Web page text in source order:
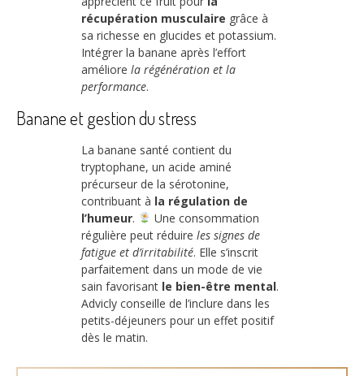
récupération musculaire grâce à
sa richesse en glucides et potassium.
Intégrer la banane après l’effort
améliore la régénération et la
performance.
Banane et gestion du stress
La banane santé contient du
tryptophane, un acide aminé
précurseur de la sérotonine,
contribuant à la régulation de
l’humeur.
Une consommation
régulière peut réduire les signes de
fatigue et d’irritabilité. Elle s’inscrit
parfaitement dans un mode de vie
sain favorisant le bien-être mental.
Advicly conseille de l’inclure dans les
petits-déjeuners pour un effet positif
dès le matin.